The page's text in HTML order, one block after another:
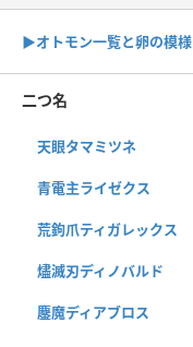
▶︎オトモン一覧と卵の模様
二つ名
天眼タマミツネ
青電主ライゼクス
荒鉤爪ティガレックス
燼滅刃ディノバルド
鏖魔ディアブロス